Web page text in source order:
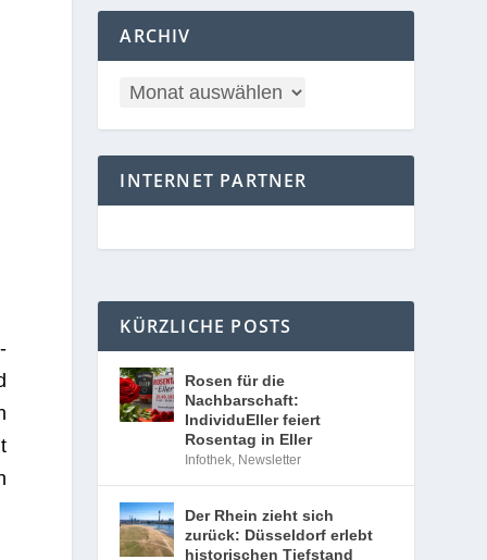
ARCHIV
INTERNET PARTNER
KÜRZLICHE POSTS
Rosen für die
Nachbarschaft:
IndividuEller feiert
Rosentag in Eller
Infothek, Newsletter
Der Rhein zieht sich
zurück: Düsseldorf erlebt
historischen Tiefstand